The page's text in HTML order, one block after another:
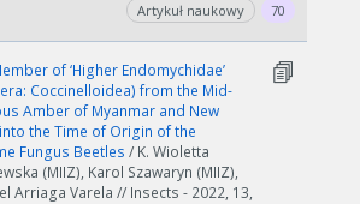
Artykuł naukowy 70
of ‘Higher Endomychidae’
Coccinelloidea) from the Mid-
Amber of Myanmar and New
the Time of Origin of the
Fungus Beetles / K. Wioletta
(MIIZ), Karol Szawaryn (MIIZ),
Arriaga Varela // Insects - 2022, 13,